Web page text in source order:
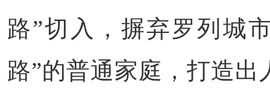
路”切入，摒弃罗列城
路”的普通家庭，打造